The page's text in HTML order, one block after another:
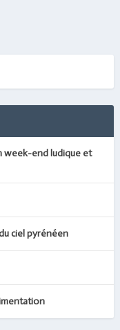
week-end ludique et
ciel pyrénéen